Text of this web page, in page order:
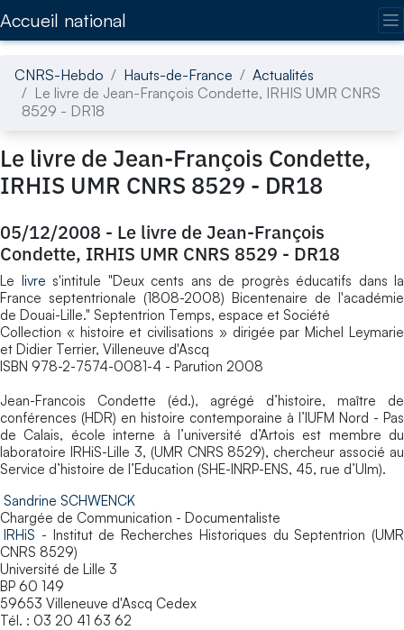
Accueil national
CNRS-Hebdo Hauts-de-France
Actualités
Le livre de Jean-François Condette, IRHIS UMR CNRS
8529 - DR18
Le livre de Jean-François Condette,
IRHIS UMR CNRS 8529 - DR18
05/12/2008 - Le livre de Jean-François
Condette, IRHIS UMR CNRS 8529 - DR18
Le livre s'intitule "Deux cents ans de progrès éducatifs dans la
France septentrionale (1808-2008) Bicentenaire de l'académie
de Douai-Lille." Septentrion Temps, espace et Société
Collection « histoire et civilisations » dirigée par Michel Leymarie
et Didier Terrier, Villeneuve d'Ascq
ISBN 978-2-7574-0081-4 - Parution 2008
Jean-Francois Condette (éd.), agrégé d’histoire, maître de
conférences (HDR) en histoire contemporaine à l’IUFM Nord - Pas
de Calais, école interne à l’université d’Artois est membre du
laboratoire IRHiS-Lille 3, (UMR CNRS 8529), chercheur associé au
Service d’histoire de l’Education (SHE-INRP-ENS, 45, rue d’Ulm).
Sandrine SCHWENCK
Chargée de Communication - Documentaliste
IRHiS - Institut de Recherches Historiques du Septentrion (UMR
CNRS 8529)
Université de Lille 3
BP 60 149
59653 Villeneuve d'Ascq Cedex
Tél. : 03 20 41 63 62